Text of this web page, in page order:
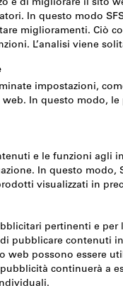
Pressione & Portata